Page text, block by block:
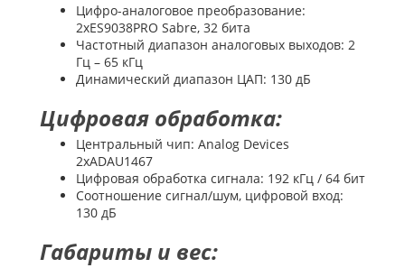
Цифро-аналоговое преобразование:
2xES9038PRO Sabre, 32 бита
Частотный диапазон аналоговых выходов: 2
Гц – 65 кГц
Динамический диапазон ЦАП: 130 дБ
Цифровая обработка:
Центральный чип: Analog Devices
2xADAU1467
Цифровая обработка сигнала: 192 кГц / 64 бит
Соотношение сигнал/шум, цифровой вход:
130 дБ
Габариты и вес: